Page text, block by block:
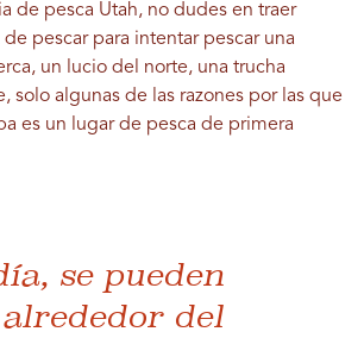
de pesca Utah, no dudes en traer
pescar para intentar pescar una
un lucio del norte, una trucha
solo algunas de las razones por las que
es un lugar de pesca de primera
se pueden
del